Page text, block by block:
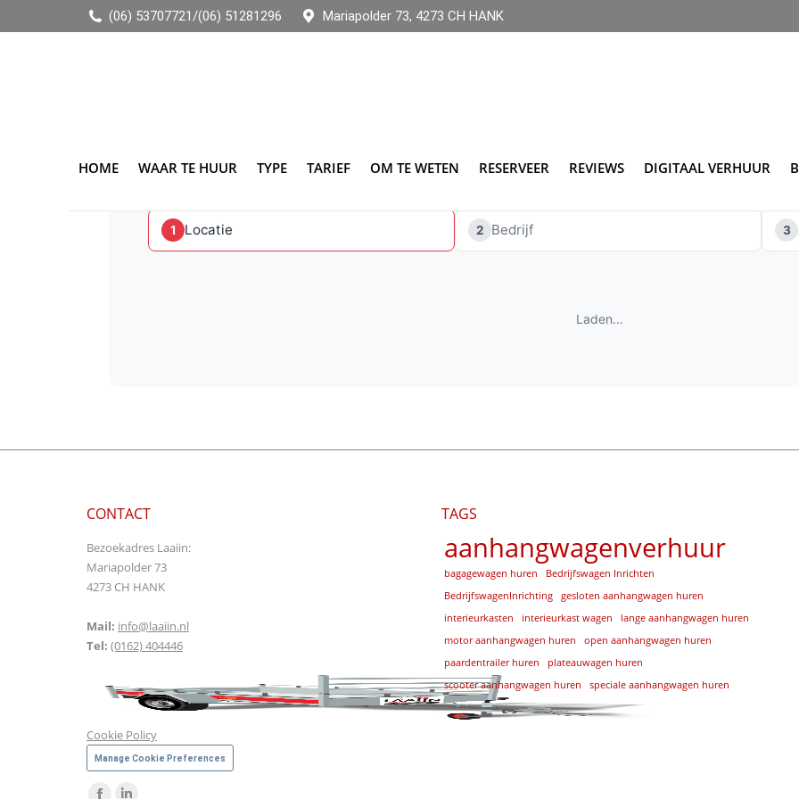
(06) 53707721 /(06) 51281296 Mariapolder 73, 4273 CH HANK
HOME WAAR TE HUUR TYPE TARIEF OM TE WETEN RESERVEER REVIEWS DIGITAAL VERHUUR
Search:
Huur een aanhanger
1 Locatie 2 Bedrijf 3
Laden…
CONTACT
Bezoekadres Laaiin:
Mariapolder 73
4273 CH HANK
Mail: info@laaiin.nl
Tel: (0162) 404446
Cookie Policy
Manage Cookie Preferences
Vind ons op:
TAGS
aanhangwagenverhuur
bagagewagen huren
Bedrijfswagen Inrichten
BedrijfswagenInrichting
gesloten aanhangwagen huren
interieurkasten
interieurkast wagen
lange aanhangwagen huren
motor aanhangwagen huren
open aanhangwagen huren
paardentrailer huren
plateauwagen huren
scooter aanhangwagen huren
speciale aanhangwagen huren